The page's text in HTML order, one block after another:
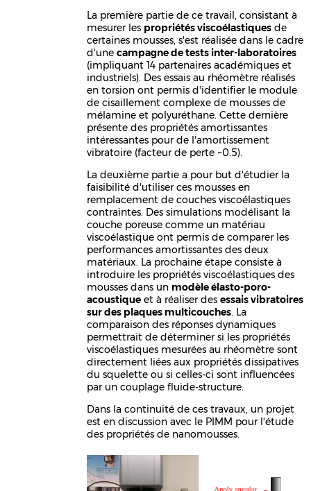
La première partie de ce travail, consistant à
mesurer les propriétés viscoélastiques de
certaines mousses, s'est réalisée dans le cadre
d'unecampagne de tests inter-laboratoires
(impliquant 14 partenaires académiques et
industriels). Des essais au rhéomètre réalisés
en torsion ont permis d'identifier le module
de cisaillement complexe de mousses de
mélamine et polyuréthane. Cette dernière
présente des propriétés amortissantes
intéressantes pour de l'amortissement
vibratoire (facteur de perte ~0.5).
La deuxième partie a pour but d'étudier la
faisibilité d'utiliser ces mousses en
remplacement de couches viscoélastiques
contraintes. Des simulations modélisant la
couche poreuse comme un matériau
viscoélastique ont permis de comparer les
performances amortissantes des deux
matériaux. La prochaine étape consiste à
introduire les propriétés viscoélastiques des
mousses dans un modèle élasto-poro-
acoustique et à réaliser desessais vibratoires
sur des plaques multicouches. La
comparaison des réponses dynamiques
permettrait de déterminer si les propriétés
viscoélastiques mesurées au rhéomètre sont
directement liées aux propriétés dissipatives
du squelette ou si celles-ci sont influencées
par un couplage fluide-structure.
Dans la continuité de ces travaux, un projet
est en discussion avec le PIMM pour l'étude
des propriétés de nanomousses.